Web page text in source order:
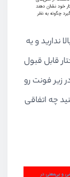
و یه
قابل قبول
زیر فونت رو
چه اتفاقی